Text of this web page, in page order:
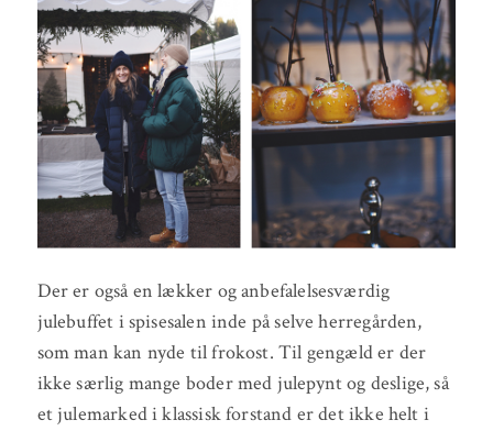
Der er også en lækker og anbefalelsesværdig
julebuffet i spisesalen inde på selve herregården,
som man kan nyde til frokost. Til gengæld er der
ikke særlig mange boder med julepynt og deslige, så
et julemarked i klassisk forstand er det ikke helt i